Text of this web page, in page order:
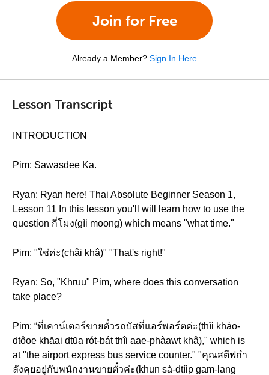
Join for Free
Already a Member? Sign In Here
Lesson Transcript
INTRODUCTION
Pim: Sawasdee Ka.
Ryan: Ryan here! Thai Absolute Beginner Season 1,
Lesson 11 In this lesson you'll will learn how to use the
question กี่โมง(gìi moong) which means "what time."
Pim: "ใช่ค่ะ(châi khâ)" "That's right!"
Ryan: So, "Khruu" Pim, where does this conversation
take place?
Pim: “ที่เคาน์เตอร์ขายตั๋วรถบัสที่แอร์พอร์ตค่ะ(thîi kháo-
dtôoe khăai dtŭa rót-bát thîi aae-phàawt khâ)," which is
at "the airport express bus service counter." "คุณสตีฟกำ
ลังคุยอยู่กับพนักงานขายตั๋วค่ะ(khun sà-dtíip gam-lang